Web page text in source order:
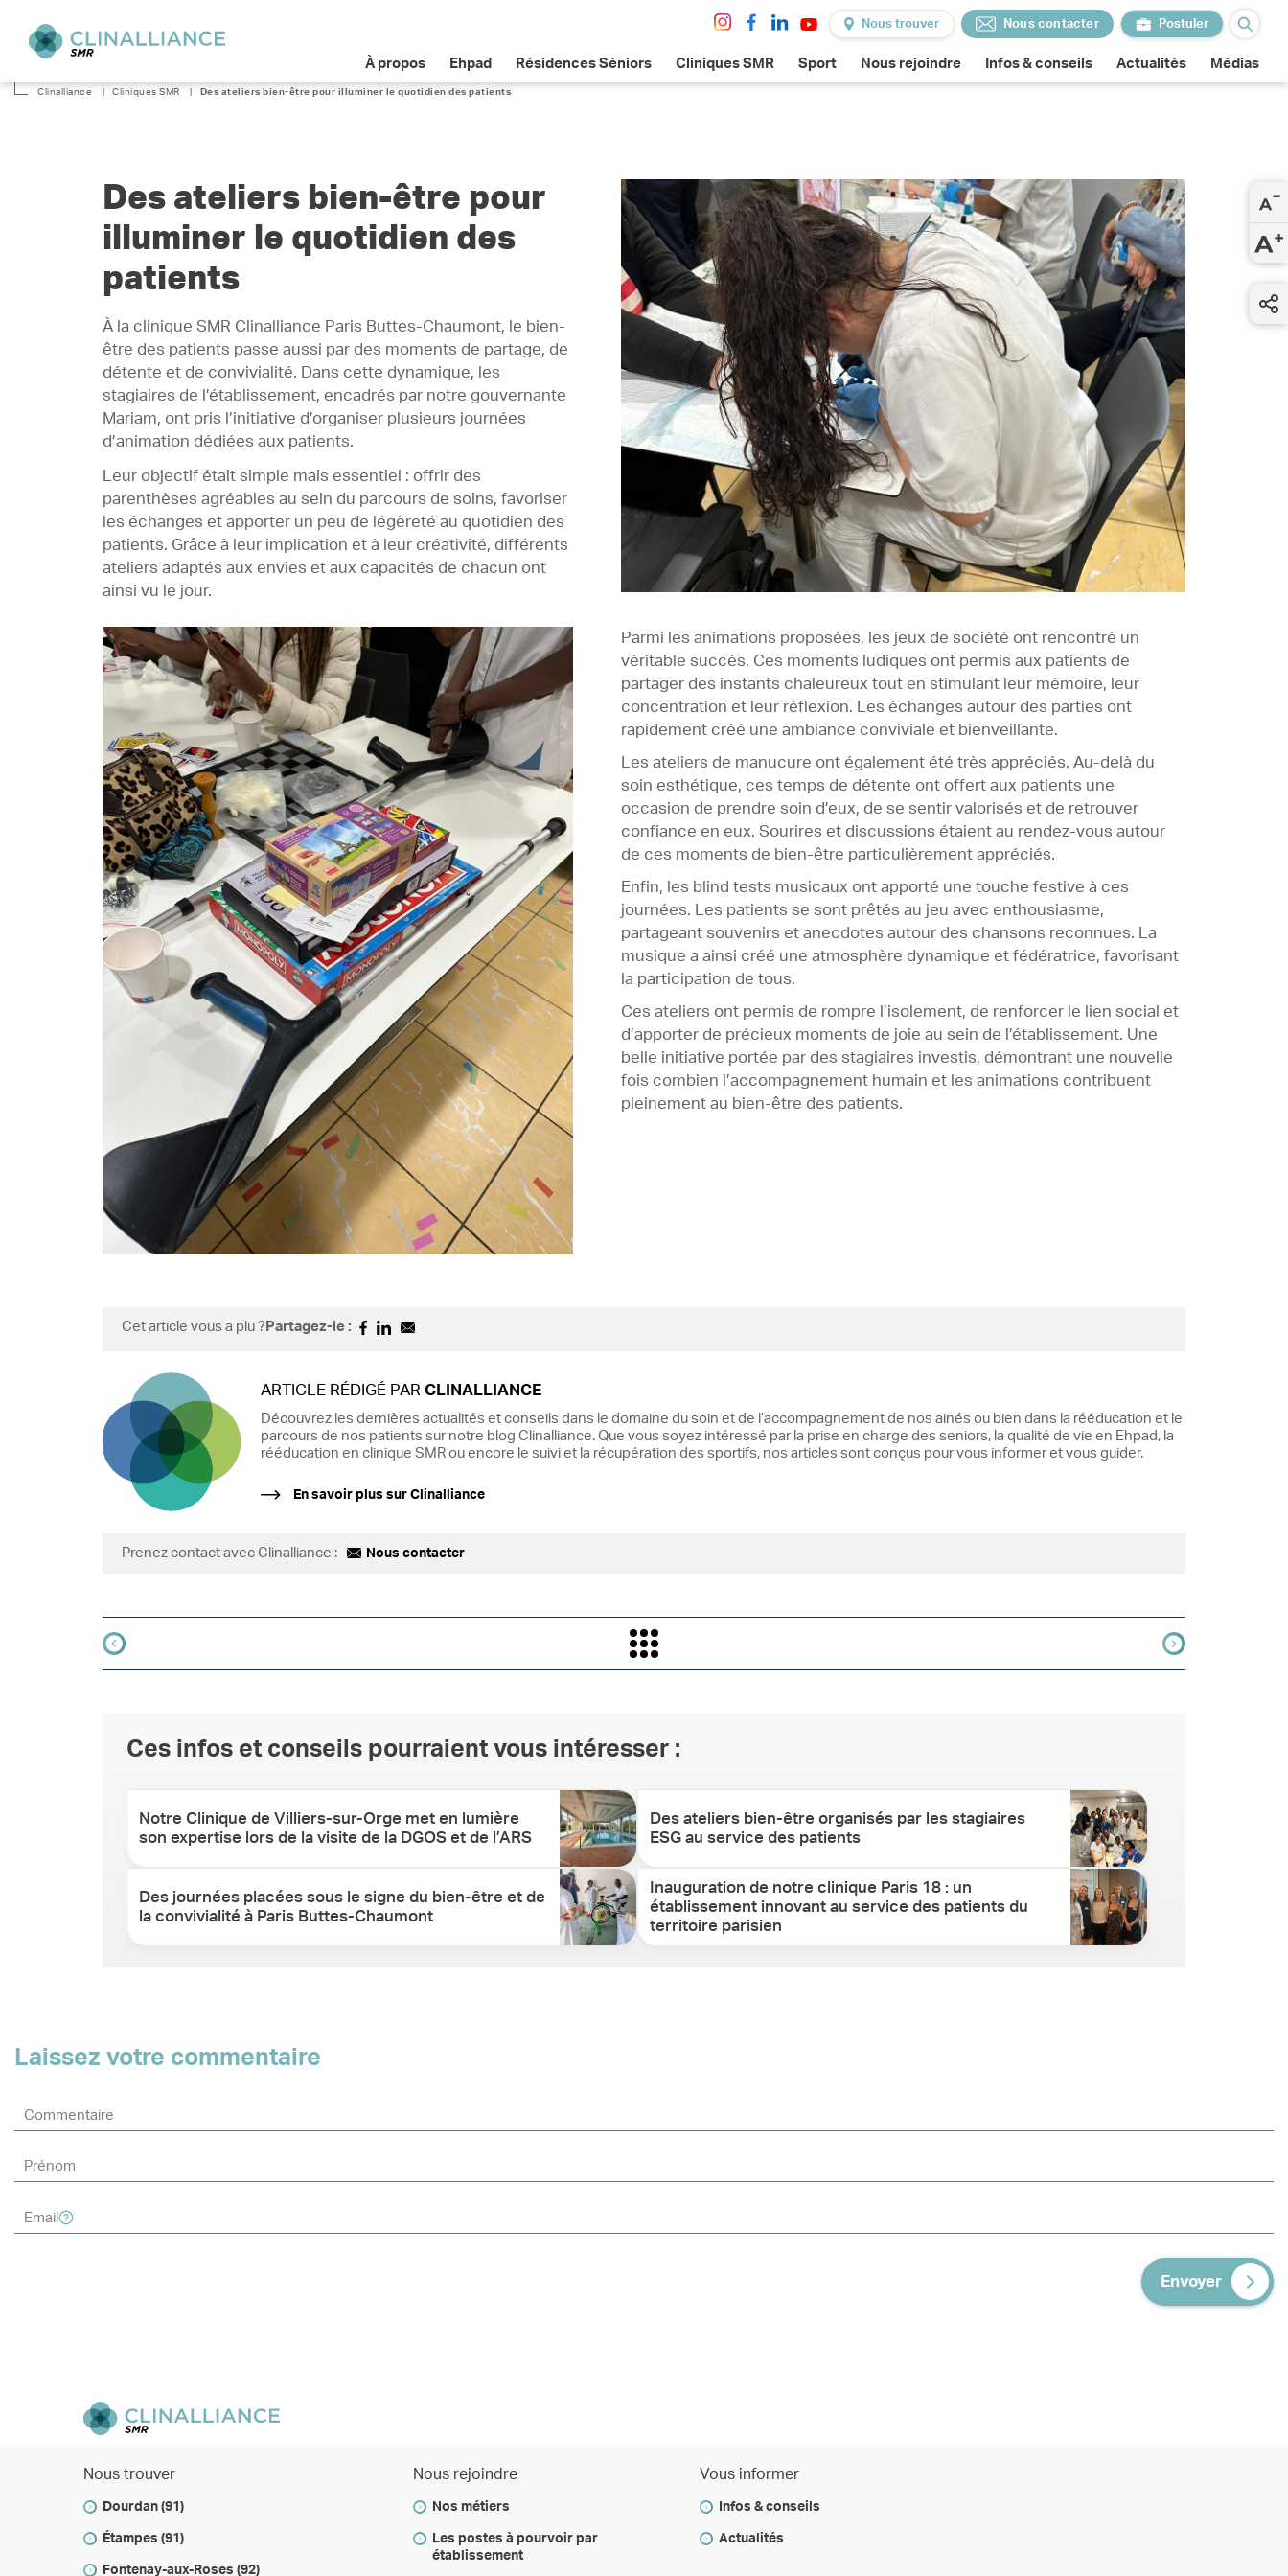
Nous trouver
Nous contacter
Nous contacter
Postuler
Postuler
À propos Ehpad Résidences Séniors Cliniques SMR Sport Nous rejoindre Infos & conseils Actualités Médias
Clinalliance Cliniques SMR Des ateliers bien-être pour illuminer le quotidien des patients
Des ateliers bien-être pour
illuminer le quotidien des
patients
À la clinique SMR Clinalliance Paris Buttes-Chaumont, le bien-
être des patients passe aussi par des moments de partage, de
détente et de convivialité. Dans cette dynamique, les
stagiaires de l’établissement, encadrés par notre gouvernante
Mariam, ont pris l’initiative d’organiser plusieurs journées
d’animation dédiées aux patients.
Leur objectif était simple mais essentiel : offrir des
parenthèses agréables au sein du parcours de soins, favoriser
les échanges et apporter un peu de légèreté au quotidien des
patients. Grâce à leur implication et à leur créativité, différents
ateliers adaptés aux envies et aux capacités de chacun ont
ainsi vu le jour.
Parmi les animations proposées, les jeux de société ont rencontré un
véritable succès. Ces moments ludiques ont permis aux patients de
partager des instants chaleureux tout en stimulant leur mémoire, leur
concentration et leur réflexion. Les échanges autour des parties ont
rapidement créé une ambiance conviviale et bienveillante.
Les ateliers de manucure ont également été très appréciés. Au-delà du
soin esthétique, ces temps de détente ont offert aux patients une
occasion de prendre soin d’eux, de se sentir valorisés et de retrouver
confiance en eux. Sourires et discussions étaient au rendez-vous autour
de ces moments de bien-être particulièrement appréciés.
Enfin, les blind tests musicaux ont apporté une touche festive à ces
journées. Les patients se sont prêtés au jeu avec enthousiasme,
partageant souvenirs et anecdotes autour des chansons reconnues. La
musique a ainsi créé une atmosphère dynamique et fédératrice, favorisant
la participation de tous.
Ces ateliers ont permis de rompre l’isolement, de renforcer le lien social et
d’apporter de précieux moments de joie au sein de l’établissement. Une
belle initiative portée par des stagiaires investis, démontrant une nouvelle
fois combien l’accompagnement humain et les animations contribuent
pleinement au bien-être des patients.
Cet article vous a plu ? Partagez-le :
ARTICLE RÉDIGÉ PAR CLINALLIANCE
Découvrez les dernières actualités et conseils dans le domaine du soin et de l’accompagnement de nos ainés ou bien dans la rééducation et le
parcours de nos patients sur notre blog Clinalliance. Que vous soyez intéressé par la prise en charge des seniors, la qualité de vie en Ehpad, la
rééducation en clinique SMR ou encore le suivi et la récupération des sportifs, nos articles sont conçus pour vous informer et vous guider.
En savoir plus sur Clinalliance
Prenez contact avec Clinalliance : Nous contacter
Ces infos et conseils pourraient vous intéresser :
Notre Clinique de Villiers-sur-Orge met en lumière
son expertise lors de la visite de la DGOS et de l’ARS
Des ateliers bien-être organisés par les stagiaires
ESG au service des patients
Des journées placées sous le signe du bien-être et de
la convivialité à Paris Buttes-Chaumont
Inauguration de notre clinique Paris 18 : un
établissement innovant au service des patients du
territoire parisien
Laissez votre commentaire
Envoyer
Nous trouver
Dourdan (91)
Étampes (91)
Fontenay-aux-Roses (92)
Nous rejoindre
Nos métiers
Les postes à pourvoir par
établissement
Vous informer
Infos & conseils
Actualités